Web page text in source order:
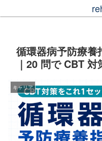
循環器病予防療養
｜20 問で CBT 対
キャリア